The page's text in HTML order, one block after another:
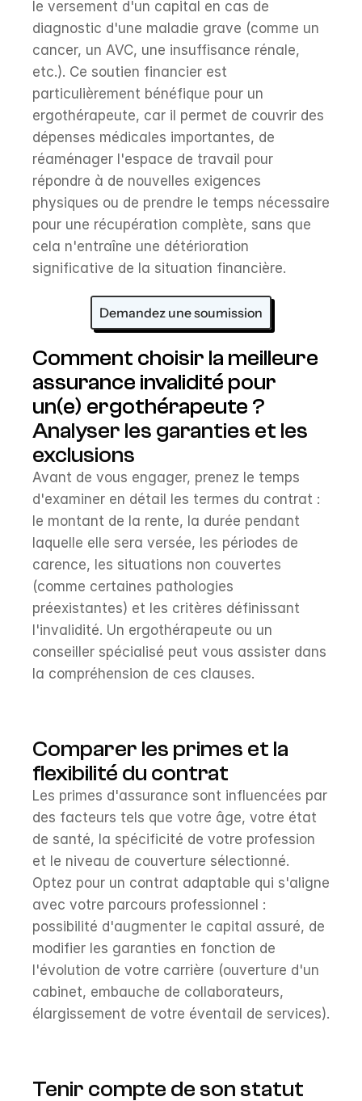
le versement d'un capital en cas de
diagnostic d'une maladie grave (comme un
cancer, un AVC, une insuffisance rénale,
etc.). Ce soutien financier est
particulièrement bénéfique pour un
ergothérapeute, car il permet de couvrir des
dépenses médicales importantes, de
réaménager l'espace de travail pour
répondre à de nouvelles exigences
physiques ou de prendre le temps nécessaire
pour une récupération complète, sans que
cela n'entraîne une détérioration
significative de la situation financière.
Demandez une soumission
Comment choisir la meilleure
assurance invalidité pour
un(e) ergothérapeute ?
Analyser les garanties et les
exclusions
Avant de vous engager, prenez le temps
d'examiner en détail les termes du contrat :
le montant de la rente, la durée pendant
laquelle elle sera versée, les périodes de
carence, les situations non couvertes
(comme certaines pathologies
préexistantes) et les critères définissant
l'invalidité. Un ergothérapeute ou un
conseiller spécialisé peut vous assister dans
la compréhension de ces clauses.
Comparer les primes et la
flexibilité du contrat
Les primes d'assurance sont influencées par
des facteurs tels que votre âge, votre état
de santé, la spécificité de votre profession
et le niveau de couverture sélectionné.
Optez pour un contrat adaptable qui s'aligne
avec votre parcours professionnel :
possibilité d'augmenter le capital assuré, de
modifier les garanties en fonction de
l'évolution de votre carrière (ouverture d'un
cabinet, embauche de collaborateurs,
élargissement de votre éventail de services).
Tenir compte de son statut